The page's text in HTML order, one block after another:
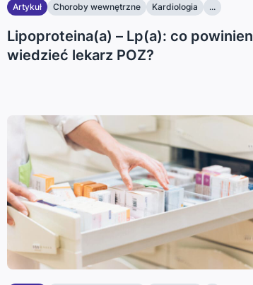
Artykuł Choroby wewnętrzne Kardiologia ...
Lipoproteina(a) – Lp(a): co powinien
wiedzieć lekarz POZ?